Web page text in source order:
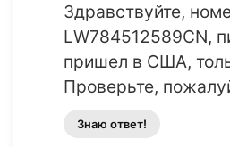
Здравствуйте,
LW784512589CN,
пришел в США,
Проверьте,
Знаю ответ!